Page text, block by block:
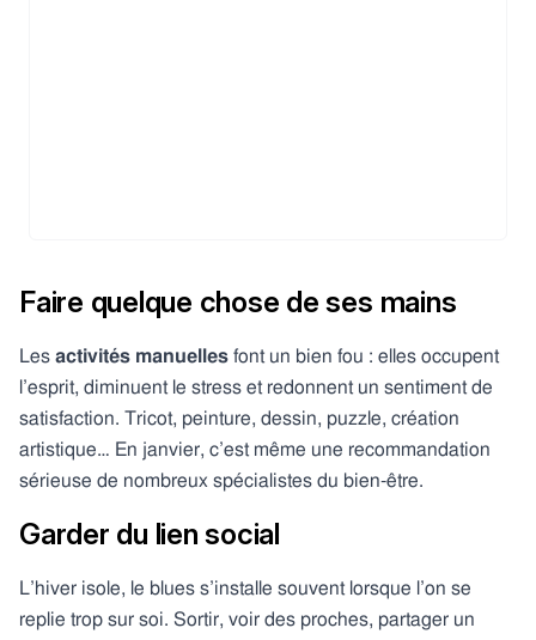
Faire quelque chose de ses mains
Les activités manuelles font un bien fou : elles occupent
l’esprit, diminuent le stress et redonnent un sentiment de
satisfaction. Tricot, peinture, dessin, puzzle, création
artistique… En janvier, c’est même une recommandation
sérieuse de nombreux spécialistes du bien-être.
Garder du lien social
L’hiver isole, le blues s’installe souvent lorsque l’on se
replie trop sur soi. Sortir, voir des proches, partager un